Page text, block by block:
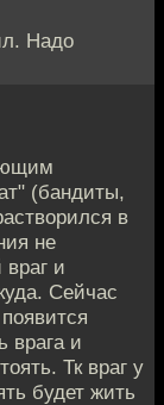
Надо
(бандиты,
в
не
и
Сейчас
врага и
Тк враг у
будет жить